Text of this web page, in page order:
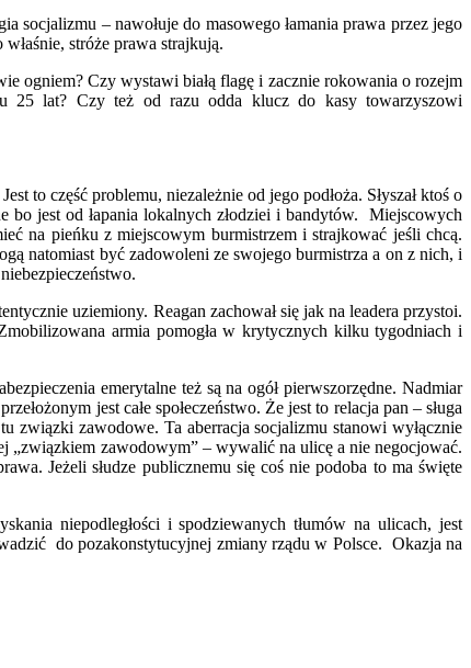
socjalizmu – nawołuje do masowego łamania prawa przez jego
stróże prawa strajkują.
ogniem? Czy wystawi białą flagę i zacznie rokowania o rozejm
25 lat? Czy też od razu odda klucz do kasy towarzyszowi
to część problemu, niezależnie od jego podłoża. Słyszał ktoś o
bo jest od łapania lokalnych złodziei i bandytów. Miejscowych
na pieńku z miejscowym burmistrzem i strajkować jeśli chcą.
natomiast być zadowoleni ze swojego burmistrza a on z nich, i
uziemiony. Reagan zachował się jak na leadera przystoi.
armia pomogła w krytycznych kilku tygodniach i
emerytalne też są na ogół pierwszorzędne. Nadmiar
jest całe społeczeństwo. Że jest to relacja pan – sługa
związki zawodowe. Ta aberracja socjalizmu stanowi wyłącznie
„związkiem zawodowym” – wywalić na ulicę a nie negocjować.
Jeżeli słudze publicznemu się coś nie podoba to ma święte
niepodległości i spodziewanych tłumów na ulicach, jest
do pozakonstytucyjnej zmiany rządu w Polsce. Okazja na